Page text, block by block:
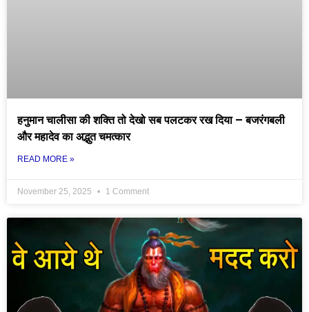
हनुमान चालीसा की शक्ति तो देखो सब पलटकर रख दिया – बजरंगबली
और महादेव का अद्भुत चमत्कार
READ MORE »
November 25, 2025 1 Comment